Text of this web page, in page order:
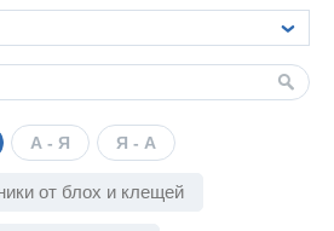
А - Я Я - А
от блох и клещей